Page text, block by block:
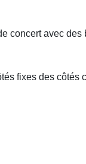
concert avec des
fixes des côtés